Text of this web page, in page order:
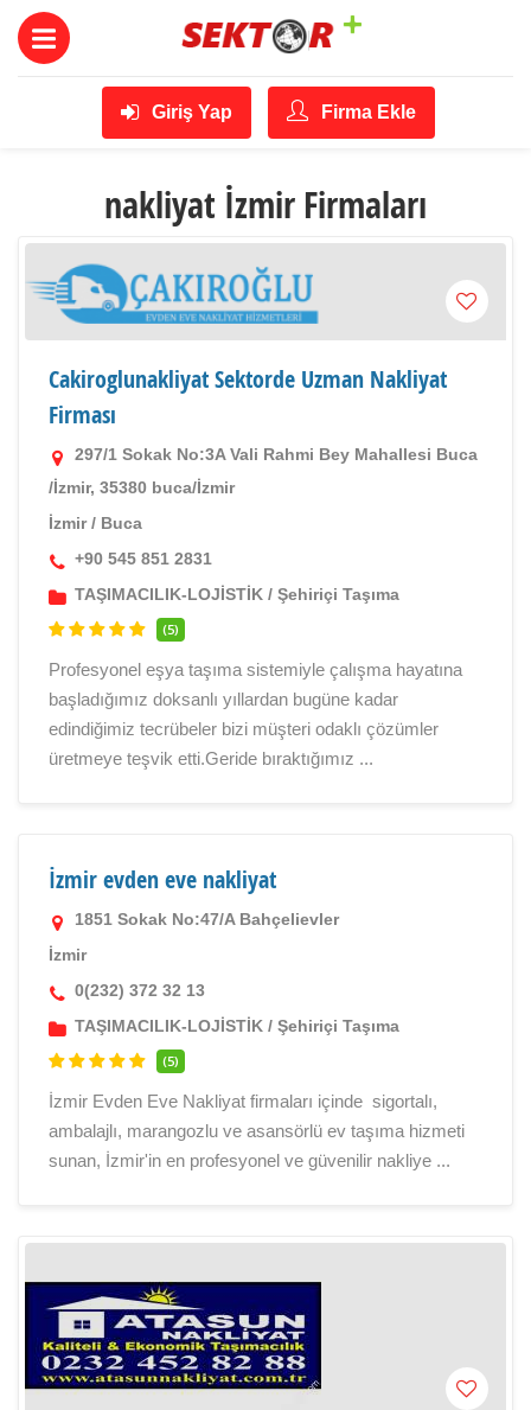
Giriş Yap Firma Ekle
nakliyat İzmir Firmaları
Cakiroglunakliyat Sektorde Uzman Nakliyat
Firması
297/1 Sokak No:3A Vali Rahmi Bey Mahallesi Buca
/İzmir, 35380 buca/İzmir
İzmir/ Buca
+90 545 851 2831
TAŞIMACILIK-LOJİSTİK / Şehiriçi Taşıma
(5)
Profesyonel eşya taşıma sistemiyle çalışma hayatına
başladığımız doksanlı yıllardan bugüne kadar
edindiğimiz tecrübeler bizi müşteri odaklı çözümler
üretmeye teşvik etti.Geride bıraktığımız ...
İzmir evden eve nakliyat
1851 Sokak No:47/A Bahçelievler
İzmir
0(232) 372 32 13
TAŞIMACILIK-LOJİSTİK / Şehiriçi Taşıma
(5)
İzmir Evden Eve Nakliyat firmaları içinde sigortalı,
ambalajlı, marangozlu ve asansörlü ev taşıma hizmeti
sunan, İzmir'in en profesyonel ve güvenilir nakliye ...